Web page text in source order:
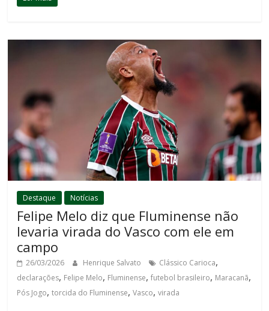
Destaque Notícias
Felipe Melo diz que Fluminense não
levaria virada do Vasco com ele em
campo
26/03/2026 Henrique Salvato Clássico Carioca,
declarações, Felipe Melo, Fluminense,futebol brasileiro, Maracanã,
Pós Jogo,torcida do Fluminense,Vasco,virada